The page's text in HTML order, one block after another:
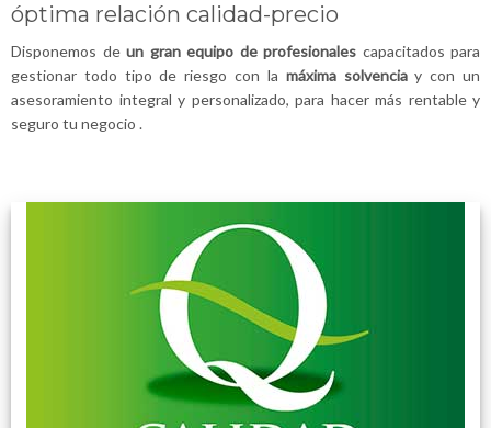
óptima relación calidad-precio
Disponemos de un gran equipo de profesionales capacitados para
gestionar todo tipo de riesgo con la máxima solvenciay con un
asesoramiento integral y personalizado, para hacer más rentable y
seguro tu negocio .